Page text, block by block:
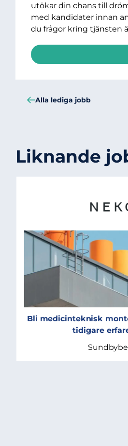
utökar din chans till
med kandidater innan
du frågor kring tjänsten
Alla lediga jobb
Liknande
Bli medicinteknisk
tidigare